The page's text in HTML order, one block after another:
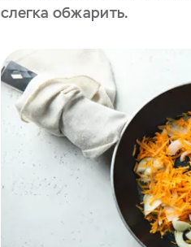
слегка обжарить.